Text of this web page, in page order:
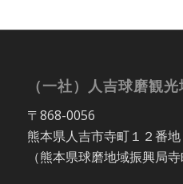
（一社）人吉球磨観
〒868-0056
熊本県人吉市寺町１２番地
（熊本県球磨地域振興局寺